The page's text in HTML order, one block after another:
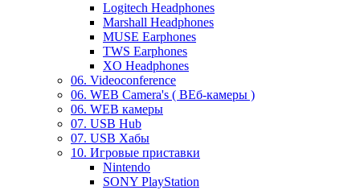
Logitech Headphones
Marshall Headphones
MUSE Earphones
TWS Earphones
XO Headphones
06. Videoconference
06. WEB Camera's ( ВЕб-камеры )
06. WEB камеры
07. USB Hub
07. USB Хабы
10. Игровые приставки
Nintendo
SONY PlayStation